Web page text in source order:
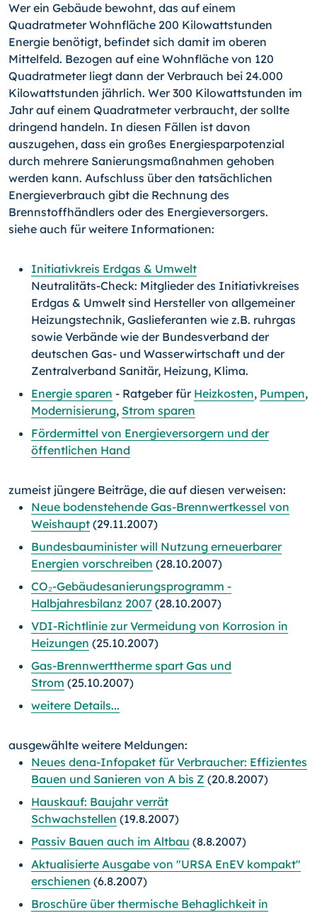
Wer ein Gebäude bewohnt, das auf einem
Quadratmeter Wohnfläche 200 Kilowattstunden
Energie benötigt, befindet sich damit im oberen
Mittelfeld. Bezogen auf eine Wohnfläche von 120
Quadratmeter liegt dann der Verbrauch bei 24.000
Kilowattstunden jährlich. Wer 300 Kilowattstunden im
Jahr auf einem Quadratmeter verbraucht, der sollte
dringend handeln. In diesen Fällen ist davon
auszugehen, dass ein großes Energiesparpotenzial
durch mehrere Sanierungsmaßnahmen gehoben
werden kann. Aufschluss über den tatsächlichen
Energieverbrauch gibt die Rechnung des
Brennstoffhändlers oder des Energieversorgers.
siehe auch für weitere Informationen:
Initiativkreis Erdgas & Umwelt
Neutralitäts-Check: Mitglieder des Initiativkreises
Erdgas & Umwelt sind Hersteller von allgemeiner
Heizungstechnik, Gaslieferanten wie z.B. ruhrgas
sowie Verbände wie der Bundesverband der
deutschen Gas- und Wasserwirtschaft und der
Zentralverband Sanitär, Heizung, Klima.
Energie sparen - Ratgeber für Heizkosten, Pumpen,
Modernisierung, Strom sparen
Fördermittel von Energieversorgern und der
öffentlichen Hand
zumeist jüngere Beiträge, die auf diesen verweisen:
Neue bodenstehende Gas-Brennwertkessel von
Weishaupt (29.11.2007)
Bundesbauminister will Nutzung erneuerbarer
Energien vorschreiben (28.10.2007)
CO₂-Gebäudesanierungsprogramm -
Halbjahresbilanz 2007 (28.10.2007)
VDI-Richtlinie zur Vermeidung von Korrosion in
Heizungen (25.10.2007)
Gas-Brennwerttherme spart Gas und
Strom (25.10.2007)
weitere Details...
ausgewählte weitere Meldungen:
Neues dena-Infopaket für Verbraucher: Effizientes
Bauen und Sanieren von A bis Z (20.8.2007)
Hauskauf: Baujahr verrät
Schwachstellen (19.8.2007)
Passiv Bauen auch im Altbau (8.8.2007)
Aktualisierte Ausgabe von "URSA EnEV kompakt"
erschienen (6.8.2007)
Broschüre über thermische Behaglichkeit in